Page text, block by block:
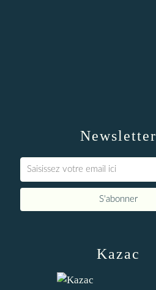
Newsletter
Kazac